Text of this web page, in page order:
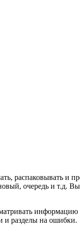
очередь и т.д.
и разделы на ошибки.